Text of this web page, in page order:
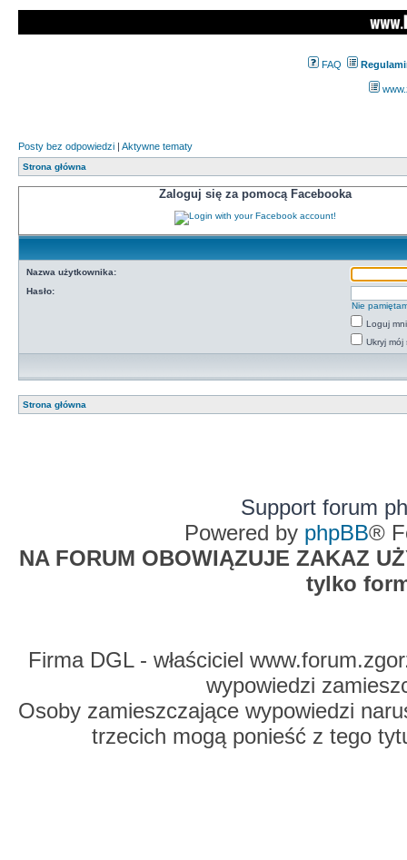
FAQ
Posty bez odpowiedzi | Aktywne tematy
Strona główna
Zaloguj się za pomocą Facebooka
Nazwa użytkownika:
Hasło:
Nie
Loguj
Ukryj mój
Strona główna
Support forum
Powered by phpBB®
NA FORUM OBOWIĄZUJE ZAKAZ
tylko
Firma DGL - właściciel
wypowiedzi
Osoby zamieszczające wypowiedzi
trzecich mogą ponieść z tego